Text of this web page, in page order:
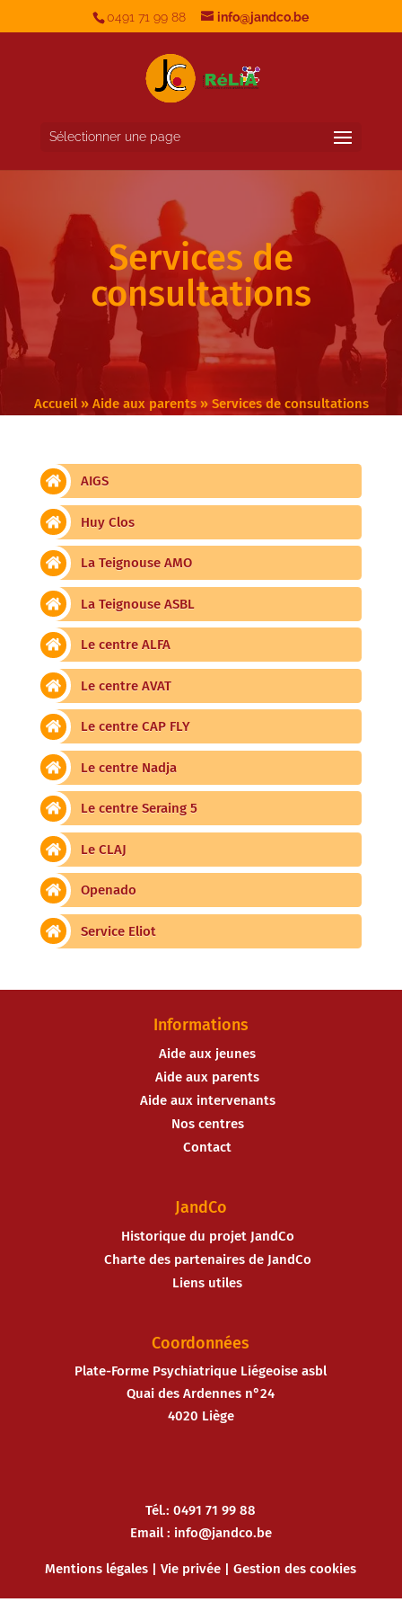
0491 71 99 88 info@jandco.be
Sélectionner une page
Services de
consultations
Accueil» Aide aux parents» Services de consultations
AIGS
Huy Clos
La Teignouse AMO
La Teignouse ASBL
Le centre ALFA
Le centre AVAT
Le centre CAP FLY
Le centre Nadja
Le centre Seraing 5
Le CLAJ
Openado
Service Eliot
Informations
Aide aux jeunes
Aide aux parents
Aide aux intervenants
Nos centres
Contact
JandCo
Historique du projet JandCo
Charte des partenaires de JandCo
Liens utiles
Coordonnées
Plate-Forme Psychiatrique Liégeoise asbl
Quai des Ardennes n°24
4020 Liège
Tél.: 0491 71 99 88
Email : info@jandco.be
Mentions légales |Vie privée |Gestion des cookies